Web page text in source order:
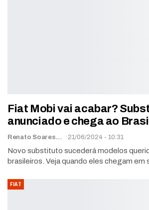
Fiat Mobi vai acabar?
anunciado e chega ao
Renato Soares 21/06/2024 - 10:31
Novo substituto sucederá modelos
brasileiros. Veja quando eles chegam em
FIAT